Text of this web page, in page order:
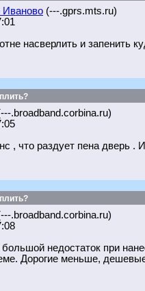
Иваново (---.gprs.mts.ru)
насверлить и запенить
.broadband.corbina.ru)
, что раздует пена дверь .
.broadband.corbina.ru)
недостаток при
Дорогие меньше,